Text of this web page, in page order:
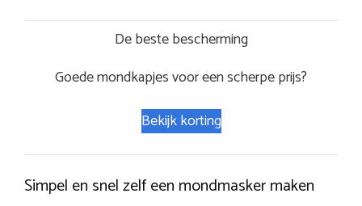
De beste bescherming
Goede mondkapjes voor een scherpe prijs?
Bekijk korting
Simpel en snel zelf een mondmasker maken